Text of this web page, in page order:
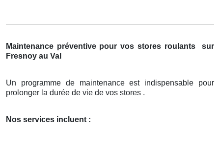
Maintenance préventive pour vos stores roulants
sur
Fresnoy au Val
Un programme de maintenance est indispensable pour
prolonger la durée de vie de vos stores .
Nos services incluent :